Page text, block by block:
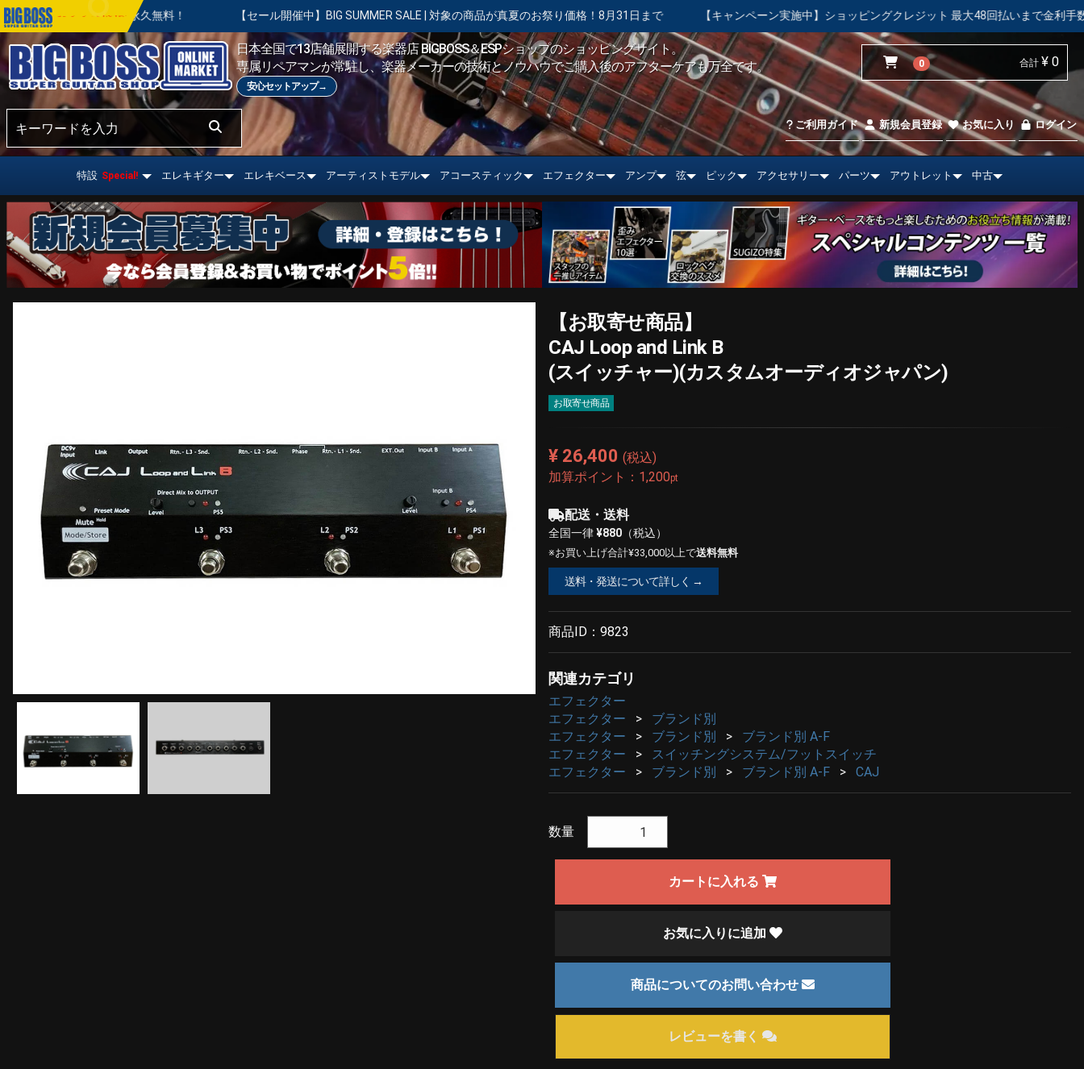
久無料！ 【セール開催中】BIG SUMMER SALE | 対象の商品が真夏のお祭り価格！8月31日まで 【キャンペーン実施中】ショッピングクレジット 最大48回払いまで金利手数料無料！ 【中古市
おすすめ情報!
日本全国で13店舗展開する楽器店 BIGBOSS＆ESPショップのショッピングサイト。
専属リペアマンが常駐し、楽器メーカーの技術とノウハウでご購入後のアフターケアも万全です。
安心セットアップ→
0 合計 ¥ 0
ご利用ガイド 新規会員登録 お気に入り ログイン
特設 Special! エレキギター エレキベース アーティストモデル アコースティック エフェクター アンプ 弦 ピック アクセサリー パーツ アウトレット 中古
【お取寄せ商品】
CAJ Loop and Link B
(スイッチャー)(カスタムオーディオジャパン)
お取寄せ商品
¥ 26,400 (税込)
加算ポイント： 1,200pt
配送・送料
全国一律¥880 （税込）
※お買い上げ合計¥33,000以上で送料無料
送料・発送について詳しく →
商品ID： 9823
関連カテゴリ
エフェクター
エフェクター
ブランド別
エフェクター
ブランド別
ブランド別 A-F
エフェクター
スイッチングシステム/フットスイッチ
エフェクター
ブランド別 ブランド別 A-F CAJ
数量
カートに入れる
お気に入りに追加
商品についてのお問い合わせ
レビューを書く